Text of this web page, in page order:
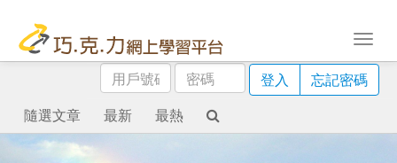
用
戶
號
碼
密
碼
登入
忘記密碼
隨選文章
最新 最熱